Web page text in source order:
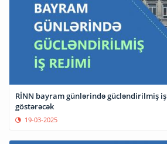
RİNN bayram günlərində gücləndirilmiş iş rejimində fəaliyyət
göstərəcək
19-03-2025